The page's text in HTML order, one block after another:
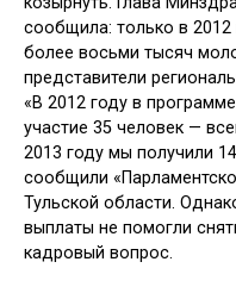
сообщила: только в 2012
более восьми тысяч
представители
«В 2012 году в
участие 35 человек —
2013 году мы получили
сообщили
Тульской области.
выплаты не помогли
кадровый вопрос.